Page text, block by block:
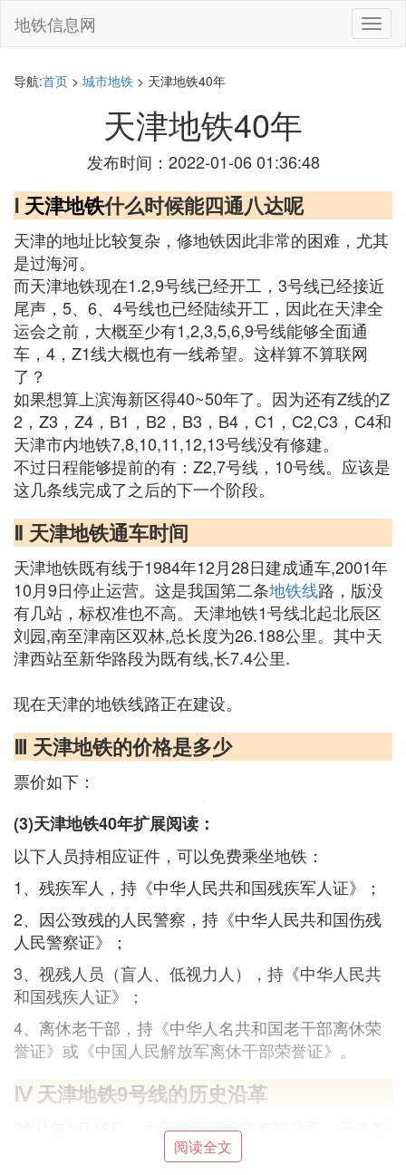
切
换
地铁信息网
导航:首页 > 城市地铁 > 天津地铁40年
天津地铁40年
发布时间：2022-01-06 01:36:48
Ⅰ 天津地铁什么时候能四通八达呢
天津的地址比较复杂，修地铁因此非常的困难，尤其
是过海河。
而天津地铁现在1.2,9号线已经开工，3号线已经接近
尾声，5、6、4号线也已经陆续开工，因此在天津全
运会之前，大概至少有1,2,3,5,6,9号线能够全面通
车，4，Z1线大概也有一线希望。这样算不算联网
了？
如果想算上滨海新区得40~50年了。因为还有Z线的Z
2，Z3，Z4，B1，B2，B3，B4，C1，C2,C3，C4和
天津市内地铁7,8,10,11,12,13号线没有修建。
不过日程能够提前的有：Z2,7号线，10号线。应该是
这几条线完成了之后的下一个阶段。
Ⅱ 天津地铁通车时间
天津地铁既有线于1984年12月28日建成通车,2001年
10月9日停止运营。这是我国第二条地铁线路，版没
有几站，标权准也不高。天津地铁1号线北起北辰区
刘园,南至津南区双林,总长度为26.188公里。其中天
津西站至新华路段为既有线,长7.4公里.
现在天津的地铁线路正在建设。
Ⅲ 天津地铁的价格是多少
票价如下：
(3)天津地铁40年扩展阅读：
以下人员持相应证件，可以免费乘坐地铁：
1、残疾军人，持《中华人民共和国残疾军人证》；
2、因公致残的人民警察，持《中华人民共和国伤残
人民警察证》；
3、视残人员（盲人、低视力人），持《中华人民共
和国残疾人证》；
4、离休老干部，持《中华人名共和国老干部离休荣
誉证》或《中国人民解放军离休干部荣誉证》。
Ⅳ 天津地铁9号线的历史沿革
2001年1月18日，由天津天保控股有限公司、天津泰
达投资控股有限公司、天津市塘沽城市建设投资公
阅读全文